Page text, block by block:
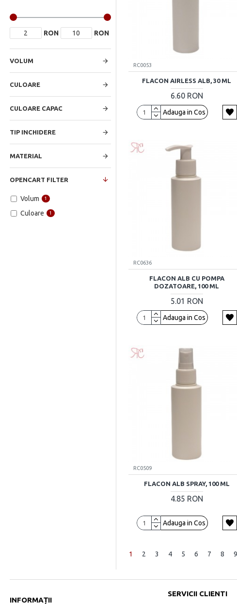
RON RON
VOLUM
CULOARE
CULOARE CAPAC
TIP INCHIDERE
MATERIAL
OPENCART FILTER
Volum 1
Culoare 1
RC0053
FLACON AIRLESS ALB, 30 ML
6.60 RON
Adauga in Cos
RC0636
FLACON ALB CU POMPA
DOZATOARE, 100 ML
5.01 RON
Adauga in Cos
RC0509
FLACON ALB SPRAY, 100 ML
4.85 RON
Adauga in Cos
1 2 3 4 5 6 7 8 9
INFORMAȚII
SERVICII CLIENTI